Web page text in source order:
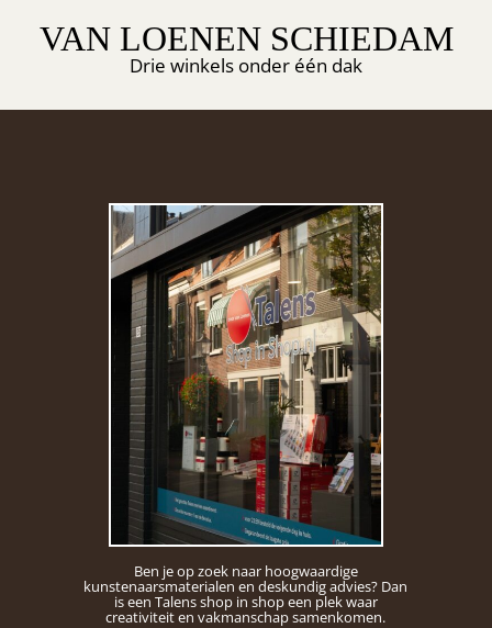
VAN LOENEN SCHIEDAM
Drie winkels onder één dak
Ben je op zoek naar hoogwaardige
kunstenaarsmaterialen en deskundig advies? Dan
is een Talens shop in shop een plek waar
creativiteit en vakmanschap samenkomen.